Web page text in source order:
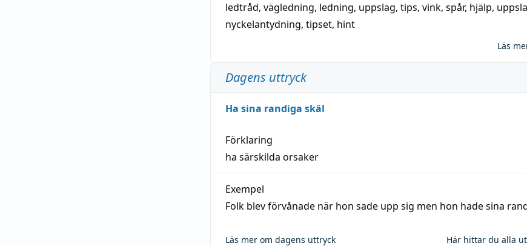
ledtråd, vägledning, ledning, uppslag, tips, vink, spår, hjälp,
nyckelantydning, tipset, hint
Läs
Dagens uttryck
Ha sina randiga skäl
Förklaring
ha särskilda orsaker
Exempel
Folk blev förvånade när hon sade upp sig men hon hade sina
Läs mer om dagens uttryck Här hittar du alla